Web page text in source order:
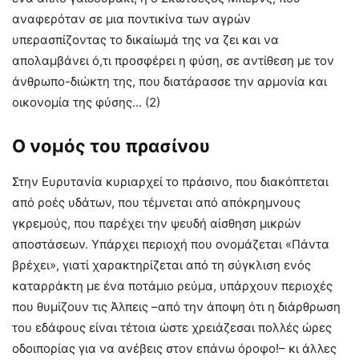
αναφερόταν σε μια ποντικίνα των αγρών
υπερασπίζοντας το δικαίωμά της να ζει και να
απολαμβάνει ό,τι προσφέρει η φύση, σε αντίθεση με τον
άνθρωπο-διώκτη της, που διατάρασσε την αρμονία και
οικονομία της φύσης… (2)
Ο νομός του πρασίνου
Στην Ευρυτανία κυριαρχεί το πράσινο, που διακόπτεται
από ροές υδάτων, που τέμνεται από απόκρημνους
γκρεμούς, που παρέχει την ψευδή αίσθηση μικρών
αποστάσεων. Υπάρχει περιοχή που ονομάζεται «Πάντα
βρέχει», γιατί χαρακτηρίζεται από τη σύγκλιση ενός
καταρράκτη με ένα ποτάμιο ρεύμα, υπάρχουν περιοχές
που θυμίζουν τις Άλπεις –από την άποψη ότι η διάρθρωση
του εδάφους είναι τέτοια ώστε χρειάζεσαι πολλές ώρες
οδοιπορίας για να ανέβεις στον επάνω όροφο!– κι άλλες